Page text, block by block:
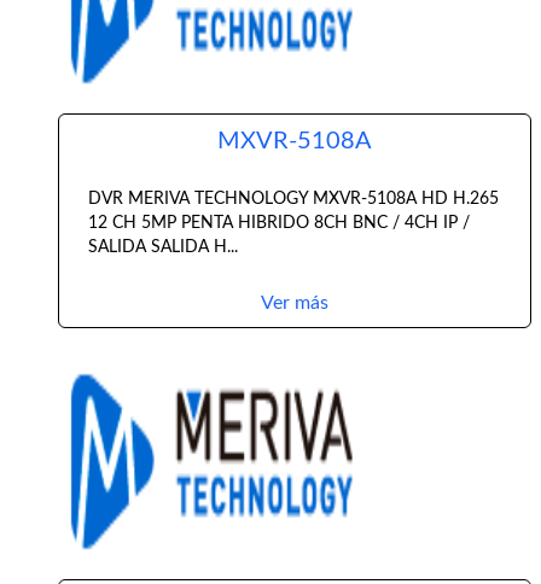
MXVR-5108A
DVR MERIVA TECHNOLOGY MXVR-5108A HD H.265
12 CH 5MP PENTA HIBRIDO 8CH BNC / 4CH IP /
SALIDA SALIDA H...
Ver más